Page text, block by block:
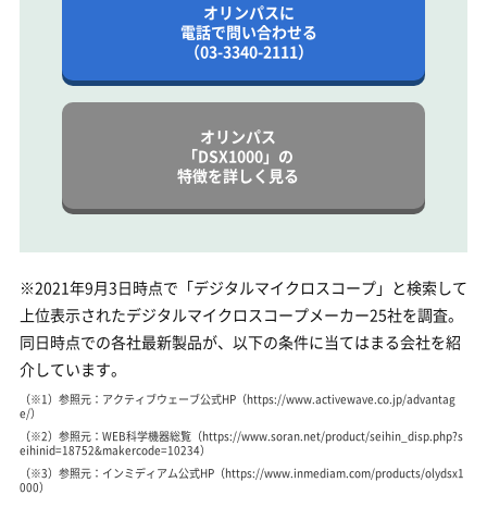
オリンパスに
電話で問い合わせる
（03-3340-2111）
オリンパス
「DSX1000」の
特徴を詳しく見る
※2021年9月3日時点で「デジタルマイクロスコープ」と検索して
上位表示されたデジタルマイクロスコープメーカー25社を調査。
同日時点での各社最新製品が、以下の条件に当てはまる会社を紹
介しています。
（※1）参照元：アクティブウェーブ公式HP（https://www.activewave.co.jp/advantag
e/）
（※2）参照元：WEB科学機器総覧（https://www.soran.net/product/seihin_disp.php?s
eihinid=18752&makercode=10234）
（※3）参照元：インミディアム公式HP（https://www.inmediam.com/products/olydsx1
000）